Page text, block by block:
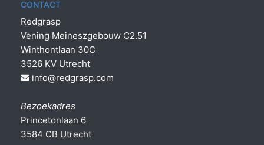
CONTACT
Redgrasp
Vening Meineszgebouw C2.51
Winthontlaan 30C
3526 KV Utrecht
info@redgrasp.com
Bezoekadres
Princetonlaan 6
3584 CB Utrecht